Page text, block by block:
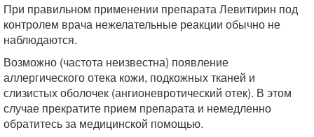
При правильном применении препарата Левитирин под
контролем врача нежелательные реакции обычно не
наблюдаются.
Возможно (частота неизвестна) появление
аллергического отека кожи, подкожных тканей и
слизистых оболочек (ангионевротический отек). В этом
случае прекратите прием препарата и немедленно
обратитесь за медицинской помощью.